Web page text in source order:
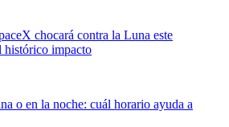
chocará contra la Luna este
histórico impacto
o en la noche: cuál horario ayuda a